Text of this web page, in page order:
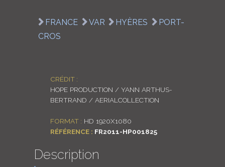
FRANCE VAR HYÈRES
PORT-
CROS
CRÉDIT :
HOPE PRODUCTION / YANN ARTHUS-
BERTRAND / AERIALCOLLECTION
FORMAT : HD 1920X1080
RÉFÉRENCE : FR2011-HP001825
Description